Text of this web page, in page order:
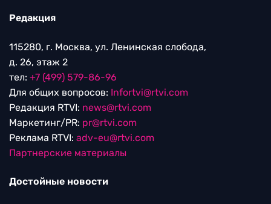
Редакция
115280, г. Москва, ул. Ленинская слобода,
д. 26, этаж 2
тел: +7 (499) 579-86-96
Для общих вопросов: Infortvi@rtvi.com
Редакция RTVI: news@rtvi.com
Маркетинг/PR: pr@rtvi.com
Реклама RTVI: adv-eu@rtvi.com
Партнерские материалы
Достойные новости